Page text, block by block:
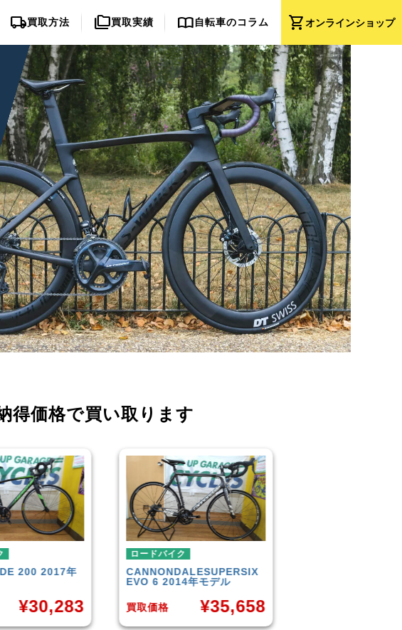
shopping_cartオンラインショップ
local_shipping買取方法 folder_copy買取実績 import_contacts自転車のコラム
得価格で買い取ります
ク
SUPERSIX
年モデル
¥35,658
ロードバイク
TREKDOMANE 4.5 2013
年モデル
買取価格 ¥50,849